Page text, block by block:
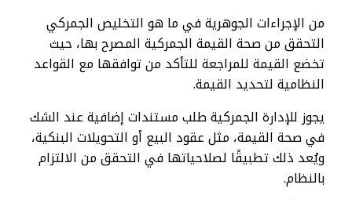
من الإجراءات الجوهرية في ما هو التخليص الجمركي
التحقق من صحة القيمة الجمركية المصرح بها، حيث
تخضع القيمة للمراجعة للتأكد من توافقها مع القواعد
النظامية لتحديد القيمة.
يجوز للإدارة الجمركية طلب مستندات إضافية عند الشك
في صحة القيمة، مثل عقود البيع أو التحويلات البنكية،
ويُعد ذلك تطبيقًا لصلاحياتها في التحقق من الالتزام
بالنظام.